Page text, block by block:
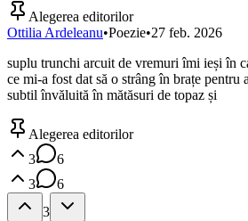
Alegerea editorilor
Ottilia Ardeleanu•Poezie•27 feb. 2026
suplu trunchi arcuit de vremuri îmi ieși în
ce mi-a fost dat să o strâng în brațe pentru
subtil învăluită în mătăsuri de topaz și
Alegerea editorilor
3
6
3
6
3